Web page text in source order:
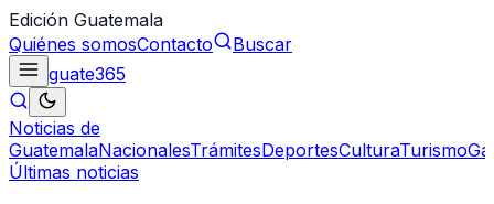
Edición Guatemala
Quiénes somosContacto
Buscar
guate365
Noticias de
GuatemalaNacionalesTrámitesDeportesCulturaTurismo
Últimas noticias